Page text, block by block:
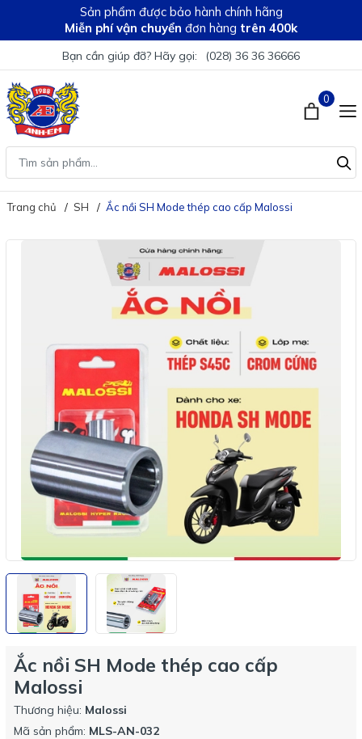
Sản phẩm được bảo hành chính hãng
Miễn phí vận chuyển đơn hàng trên 400k
Bạn cần giúp đỡ? Hãy gọi: (028) 36 36 36666
0
Trang chủ SH Ắc nồi SH Mode thép cao cấp Malossi
Ắc nồi SH Mode thép cao cấp
Malossi
Thương hiệu: Malossi
Mã sản phẩm: MLS-AN-032